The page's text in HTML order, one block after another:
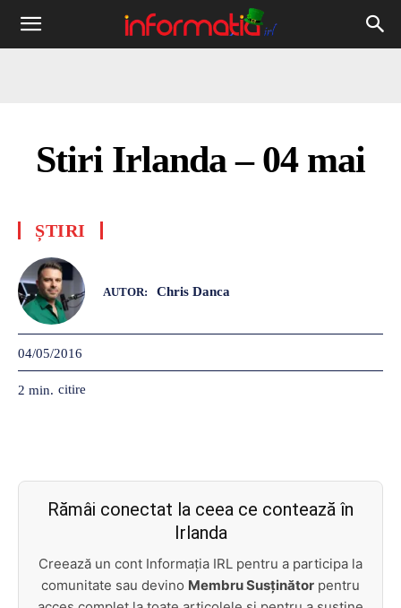
Informația
Stiri Irlanda – 04 mai
ȘTIRI
AUTOR: Chris Danca
04/05/2016
2 min. citire
Rămâi conectat la ceea ce contează în
Irlanda
Creează un cont Informația IRL pentru a participa la
comunitate sau devino Membru Susținător pentru